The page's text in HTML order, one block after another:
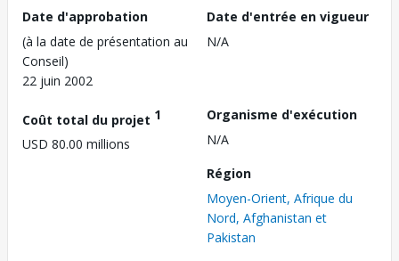
Date d'approbation
(à la date de présentation au
Conseil)
22 juin 2002
Date d'entrée en vigueur
N/A
Coût total du projet 1
USD 80.00 millions
Organisme d'exécution
N/A
Région
Moyen-Orient, Afrique du
Nord, Afghanistan et
Pakistan